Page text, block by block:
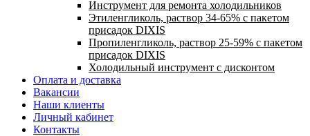
Инструмент для ремонта холодильников
Этиленгликоль, раствор 34-65% с пакетом
присадок DIXIS
Пропиленгликоль, раствор 25-59% с пакетом
присадок DIXIS
Холодильный инструмент с дисконтом
Оплата и доставка
Вакансии
Наши клиенты
Личный кабинет
Контакты